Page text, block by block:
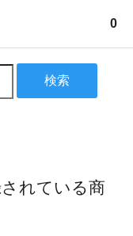
0
検索
されている商